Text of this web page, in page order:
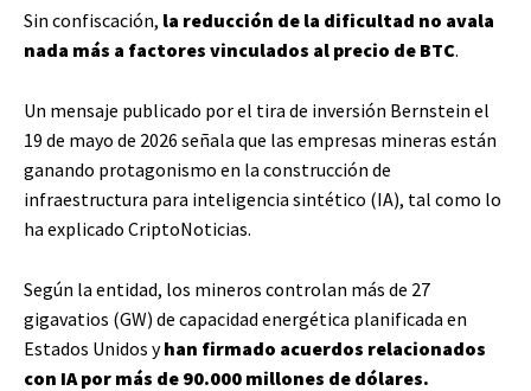
Sin confiscación, la reducción de la dificultad no avala
nada más a factores vinculados al precio de BTC.
Un mensaje publicado por el tira de inversión Bernstein el
19 de mayo de 2026 señala que las empresas mineras están
ganando protagonismo en la construcción de
infraestructura para inteligencia sintético (IA), tal como lo
ha explicado CriptoNoticias.
Según la entidad, los mineros controlan más de 27
gigavatios (GW) de capacidad energética planificada en
Estados Unidos yhan firmado acuerdos relacionados
con IA por más de 90.000 millones de dólares.